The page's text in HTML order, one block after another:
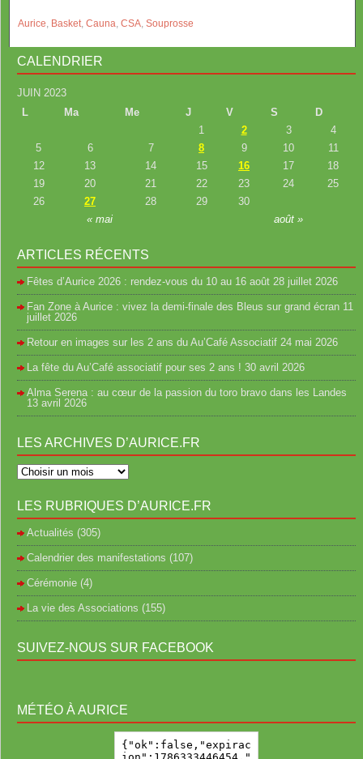
Aurice, Basket, Cauna, CSA, Souprosse
CALENDRIER
JUIN 2023
L
Ma Me J V S D
« mai août »
1 2 3
4
5
6 7 8 9 10
11
12
13 14 15 16 17
18
19
20 21 22 23 24
25
26
27 28 29 30
ARTICLES RÉCENTS
Fêtes d’Aurice 2026 : rendez-vous du 10 au 16 août 28 juillet 2026
Fan Zone à Aurice : vivez la demi-finale des Bleus sur grand écran 11
juillet 2026
Retour en images sur les 2 ans du Au’Café Associatif 24 mai 2026
La fête du Au’Café associatif pour ses 2 ans ! 30 avril 2026
Alma Serena : au cœur de la passion du toro bravo dans les Landes
13 avril 2026
LES ARCHIVES D’AURICE.FR
LES RUBRIQUES D’AURICE.FR
Actualités (305)
Calendrier des manifestations (107)
Cérémonie (4)
La vie des Associations (155)
SUIVEZ-NOUS SUR FACEBOOK
MÉTÉO À AURICE